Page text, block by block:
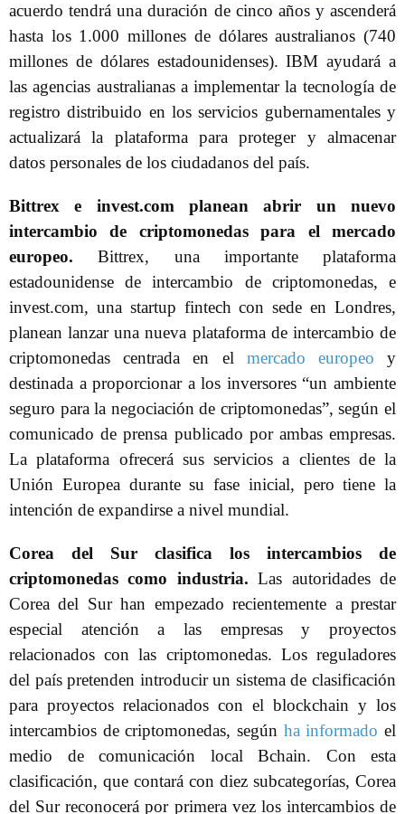
acuerdo tendrá una duración de cinco años y ascenderá
hasta los 1.000 millones de dólares australianos (740
millones de dólares estadounidenses). IBM ayudará a
las agencias australianas a implementar la tecnología de
registro distribuido en los servicios gubernamentales y
actualizará la plataforma para proteger y almacenar
datos personales de los ciudadanos del país.
Bittrex e invest.com planean abrir un nuevo
intercambio de criptomonedas para el mercado
europeo. Bittrex, una importante plataforma
estadounidense de intercambio de criptomonedas, e
invest.com, una startup fintech con sede en Londres,
planean lanzar una nueva plataforma de intercambio de
criptomonedas centrada en el mercado europeo y
destinada a proporcionar a los inversores “un ambiente
seguro para la negociación de criptomonedas”, según el
comunicado de prensa publicado por ambas empresas.
La plataforma ofrecerá sus servicios a clientes de la
Unión Europea durante su fase inicial, pero tiene la
intención de expandirse a nivel mundial.
Corea del Sur clasifica los intercambios de
criptomonedas como industria. Las autoridades de
Corea del Sur han empezado recientemente a prestar
especial atención a las empresas y proyectos
relacionados con las criptomonedas. Los reguladores
del país pretenden introducir un sistema de clasificación
para proyectos relacionados con el blockchain y los
intercambios de criptomonedas, según ha informado el
medio de comunicación local Bchain. Con esta
clasificación, que contará con diez subcategorías, Corea
del Sur reconocerá por primera vez los intercambios de